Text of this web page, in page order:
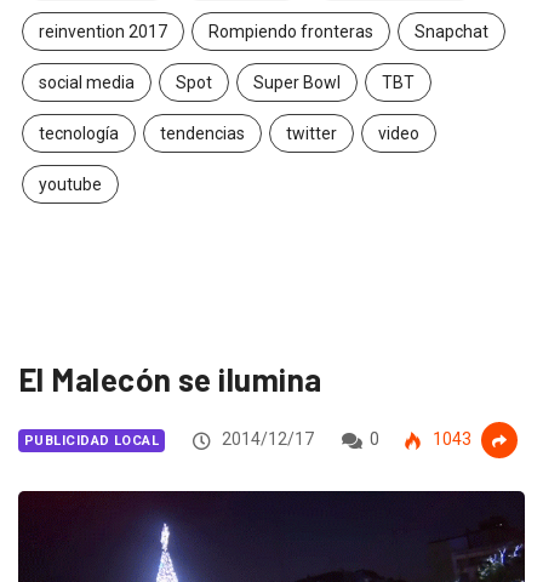
reinvention 2017 Rompiendo fronteras Snapchat
social media Spot Super Bowl TBT
tecnología tendencias twitter video
youtube
El Malecón se ilumina
PUBLICIDAD LOCAL 2014/12/17 0 1043